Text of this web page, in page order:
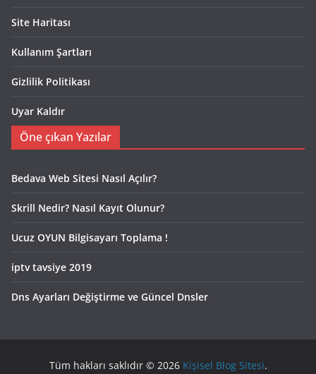
Site Haritası
Kullanım Şartları
Gizlilik Politikası
Uyar Kaldır
Öne çıkan Yazılar
Bedava Web Sitesi Nasıl Açılır?
Skrill Nedir? Nasıl Kayıt Olunur?
Ucuz OYUN Bilgisayarı Toplama !
iptv tavsiye 2019
Dns Ayarları Değiştirme ve Güncel Dnsler
Tüm hakları saklıdır © 2026 Kişisel Blog Sitesi.